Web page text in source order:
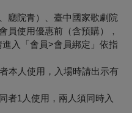
廳院青）、臺中國家歌劇院
員使用優惠前（含預購），
入「會員>會員綁定」依指
本人使用，入場時請出示有
者1人使用，兩人須同時入